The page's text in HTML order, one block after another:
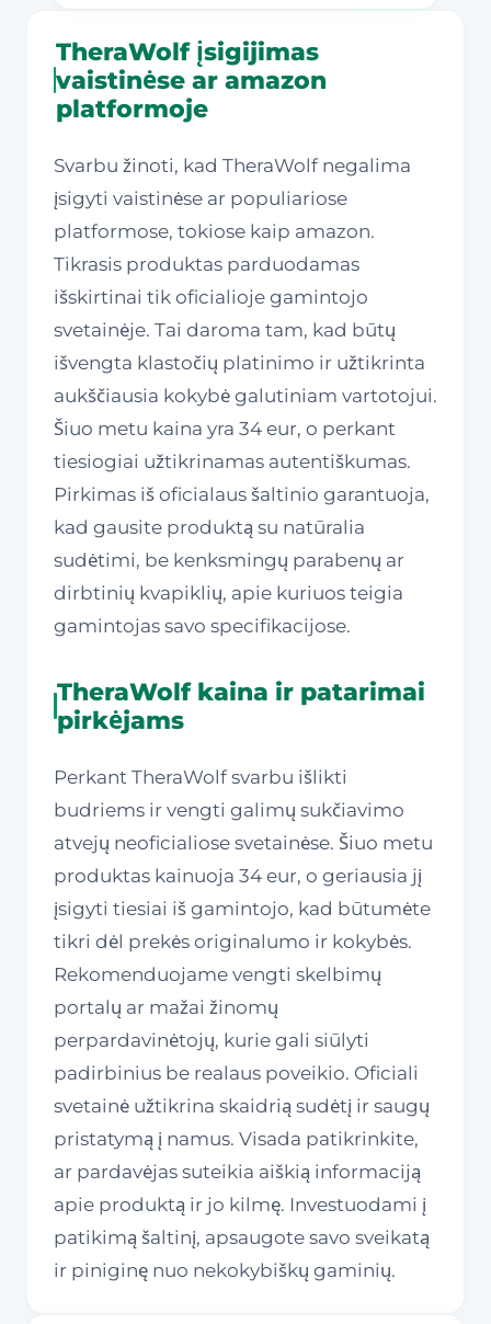
TheraWolf įsigijimas
vaistinėse ar amazon
platformoje
Svarbu žinoti, kad TheraWolf negalima
įsigyti vaistinėse ar populiariose
platformose, tokiose kaip amazon.
Tikrasis produktas parduodamas
išskirtinai tik oficialioje gamintojo
svetainėje. Tai daroma tam, kad būtų
išvengta klastočių platinimo ir užtikrinta
aukščiausia kokybė galutiniam vartotojui.
Šiuo metu kaina yra 34 eur, o perkant
tiesiogiai užtikrinamas autentiškumas.
Pirkimas iš oficialaus šaltinio garantuoja,
kad gausite produktą su natūralia
sudėtimi, be kenksmingų parabenų ar
dirbtinių kvapiklių, apie kuriuos teigia
gamintojas savo specifikacijose.
TheraWolf kaina ir patarimai
pirkėjams
Perkant TheraWolf svarbu išlikti
budriems ir vengti galimų sukčiavimo
atvejų neoficialiose svetainėse. Šiuo metu
produktas kainuoja 34 eur, o geriausia jį
įsigyti tiesiai iš gamintojo, kad būtumėte
tikri dėl prekės originalumo ir kokybės.
Rekomenduojame vengti skelbimų
portalų ar mažai žinomų
perpardavinėtojų, kurie gali siūlyti
padirbinius be realaus poveikio. Oficiali
svetainė užtikrina skaidrią sudėtį ir saugų
pristatymą į namus. Visada patikrinkite,
ar pardavėjas suteikia aiškią informaciją
apie produktą ir jo kilmę. Investuodami į
patikimą šaltinį, apsaugote savo sveikatą
ir piniginę nuo nekokybiškų gaminių.